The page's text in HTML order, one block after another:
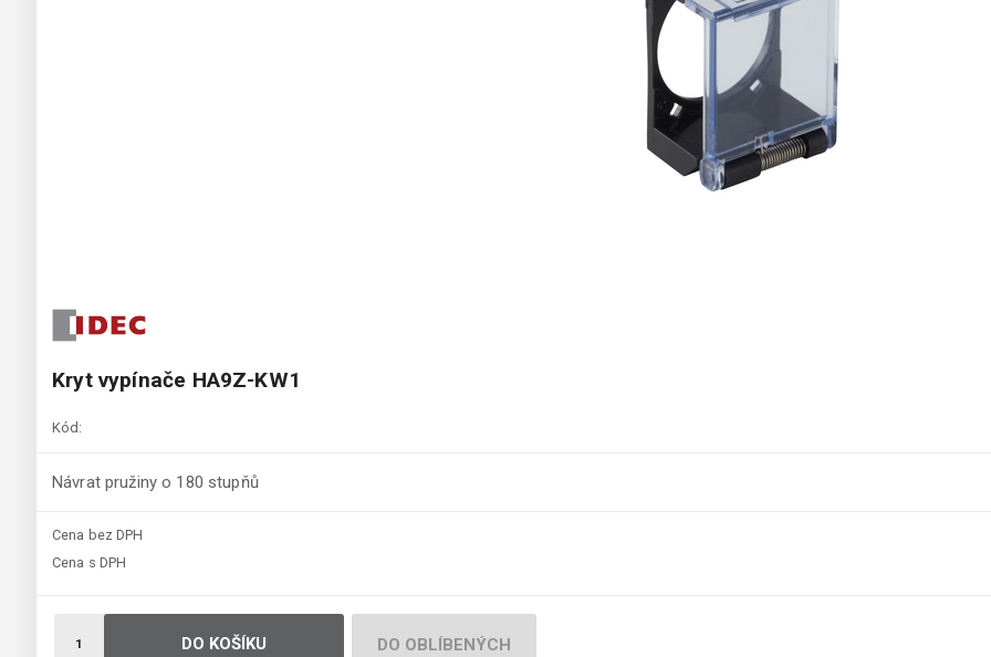
Kryt vypínače HA9Z-KW1
Kód:
Návrat pružiny o 180 stupňů
Cena bez DPH
Cena s DPH
DO KOŠÍKU DO OBLÍBENÝCH